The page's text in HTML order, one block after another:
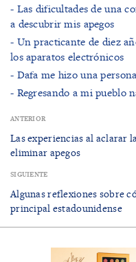
- Las dificultades de una
a descubrir mis apegos
- Un practicante de diez
los aparatos electrónicos
- Dafa me hizo una
- Regresando a mi pueblo
ANTERIOR
Las experiencias al aclarar
eliminar apegos
SIGUIENTE
Algunas reflexiones sobre
principal estadounidense